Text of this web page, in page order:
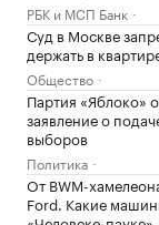
РБК и МСП Банк
Суд в Москве
держать в
Общество
Партия «Яблоко»
заявление о
выборов
Политика
От BWM-
Ford. Какие